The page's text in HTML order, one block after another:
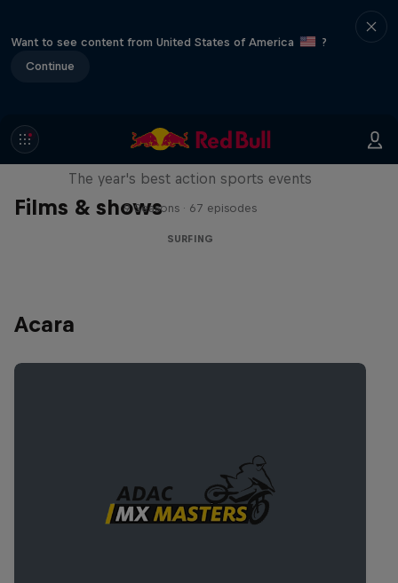
Want to see content from United States of America
?
Continue
Films & shows
Red Bull Signature Series
The year's best action sports events
9 Seasons · 67 episodes
SURFING
Acara